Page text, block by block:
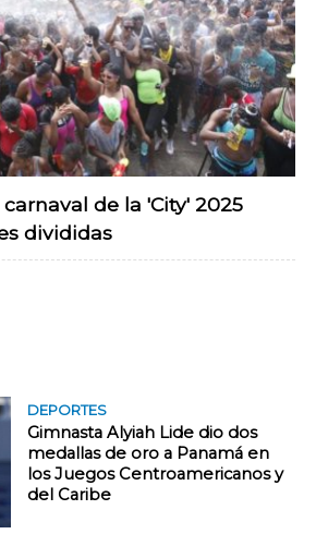
de la 'City' 2025
divididas
DEPORTES
Gimnasta Alyiah Lide dio dos
medallas de oro a Panamá en
los Juegos Centroamericanos y
del Caribe